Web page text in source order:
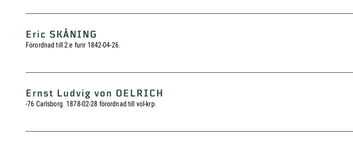
Eric SKÅNING
Förordnad till 2:e furir 1842-04-26.
Ernst Ludvig von OELRICH
-76 Carlsborg. 1878-02-28 förordnad till vol-krp.